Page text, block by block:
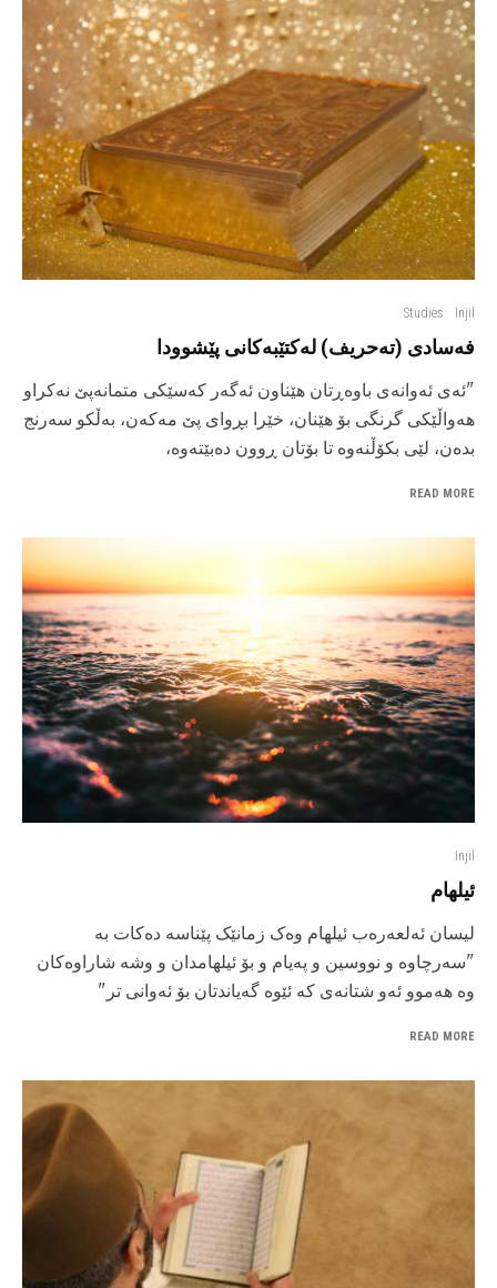
Injil
Studies
فەسادی (تەحریف) لەکتێبەکانی پێشوودا
"ئه‌ی ئه‌وانه‌ی باوه‌ڕتان هێناون ئه‌گه‌ر که‌سێکی متمانه‌پێ نه‌کراو
هه‌واڵێکی گرنگی بۆ هێنان، خێرا بڕوای پێ مه‌که‌ن، به‌ڵکو سه‌رنج
بده‌ن، لێی بکۆڵنه‌وه تا بۆتان ڕوون ده‌بێته‌وه‌،
READ MORE
Injil
ئیلهام
لیسان ئەلعەرەب ئیلهام وەک زمانێک پێناسە دەکات بە
"سەرچاوە و نووسین و پەیام و بۆ ئیلهامدان و وشە شاراوەکان
وە هەموو ئەو شتانەی کە ئێوە گەیاندتان بۆ ئەوانی تر"
READ MORE